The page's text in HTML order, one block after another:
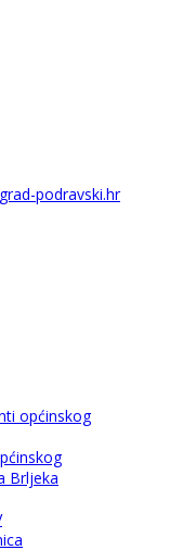
općinskog
Brljeka